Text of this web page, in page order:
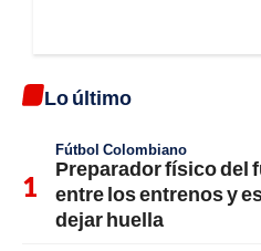
Lo último
Fútbol Colombiano
Preparador físico del
entre los entrenos y
dejar huella